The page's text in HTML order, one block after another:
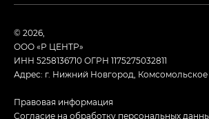
© 2026,
ООО «Р ЦЕНТР»
ИНН 5258136710ОГРН 1175275032811
Адрес: г. Нижний Новгород, Комсомольское
Правовая информация
Согласие на обработку персональных